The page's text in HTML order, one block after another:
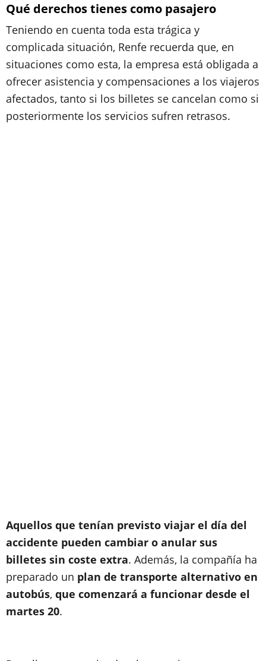
Qué derechos tienes como pasajero
Teniendo en cuenta toda esta trágica y
complicada situación, Renfe recuerda que, en
situaciones como esta, la empresa está obligada a
ofrecer asistencia y compensaciones a los viajeros
afectados, tanto si los billetes se cancelan como si
posteriormente los servicios sufren retrasos.
Aquellos que tenían previsto viajar el día del
accidente pueden cambiar o anular sus
billetes sin coste extra. Además, la compañía ha
preparado un plan de transporte alternativo en
autobús, que comenzará a funcionar desde el
martes 20.